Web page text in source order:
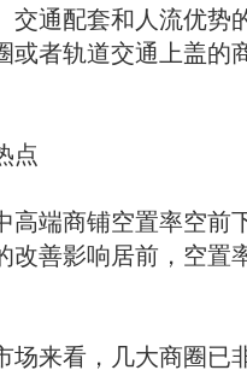
交通配套和人流优势
或者轨道交通上盖的
点
端商铺空置率空前
改善影响居前，空置
来看，几大商圈已